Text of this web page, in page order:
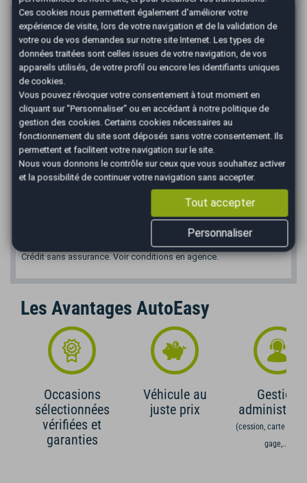
Prix du véhicule
Apport en €
Durée
Mensualité :108,13€/mois
Recevoir la simulation
*Un crédit vous engage et doit être remboursé. Vérifiez vos
capacités de remboursement avant de vous engager. Informations
données à titre indicatif et non contractuelles. Afin de respecter les
dispositions de l'article L331.-4 du code de la consommation.
Crédit sans assurance. Voir conditions en agence.
Les Avantages AutoEasy
Occasions
sélectionnées
vérifiées et
garanties
Véhicule au
juste prix
Gestion
(cession, carte grise,
gage,...)
Ces cookies nous permettent également d'améliorer votre
expérience de visite, lors de votre navigation et de la validation de
votre ou de vos demandes sur notre site Internet. Les types de
données traitées sont celles issues de votre navigation, de vos
appareils utilisés, de votre profil ou encore les identifiants uniques
de cookies.
Vous pouvez révoquer votre consentement à tout moment en
cliquant sur "Personnaliser" ou en accédant à notre politique de
gestion des cookies. Certains cookies nécessaires au
fonctionnement du site sont déposés sans votre consentement. Ils
permettent et facilitent votre navigation sur le site.
Nous vous donnons le contrôle sur ceux que vous souhaitez activer
et la possibilité de continuer votre navigation sans accepter.
Tout accepter
Personnaliser